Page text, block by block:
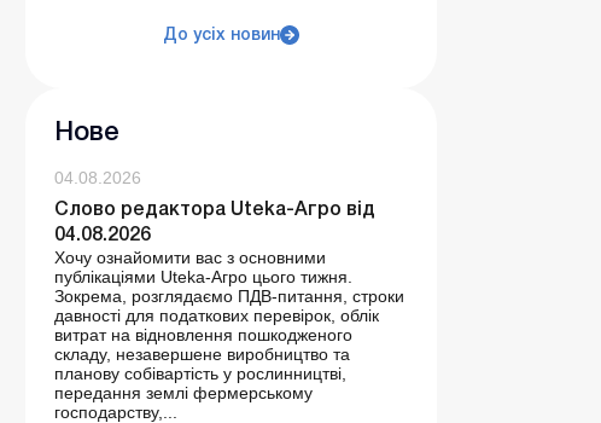
До усіх новин
Нове
04.08.2026
Слово редактора Uteka-Агро від
04.08.2026
Хочу ознайомити вас з основними
публікаціями Uteka-Агро цього тижня.
Зокрема, розглядаємо ПДВ-питання, строки
давності для податкових перевірок, облік
витрат на відновлення пошкодженого
складу, незавершене виробництво та
планову собівартість у рослинництві,
передання землі фермерському
господарству,...